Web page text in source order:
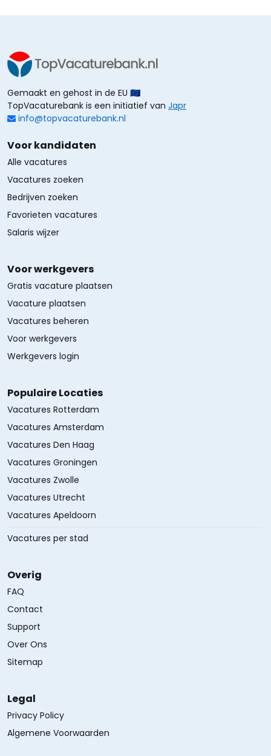
Gemaakt en gehost in de EU 🇪🇺
TopVacaturebank is een initiatief van Japr
info@topvacaturebank.nl
Voor kandidaten
Alle vacatures
Vacatures zoeken
Bedrijven zoeken
Favorieten vacatures
Salaris wijzer
Voor werkgevers
Gratis vacature plaatsen
Vacature plaatsen
Vacatures beheren
Voor werkgevers
Werkgevers login
Populaire Locaties
Vacatures Rotterdam
Vacatures Amsterdam
Vacatures Den Haag
Vacatures Groningen
Vacatures Zwolle
Vacatures Utrecht
Vacatures Apeldoorn
Vacatures per stad
Overig
FAQ
Contact
Support
Over Ons
Sitemap
Legal
Privacy Policy
Algemene Voorwaarden